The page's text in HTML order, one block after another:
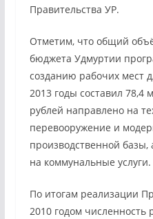
Правительства УР.
Отметим, что общий
бюджета Удмуртии
созданию рабочих мест
2013 годы составил 78,4
рублей направлено на
перевооружение и
производственной базы,
на коммунальные услуги.
По итогам реализации
2010 годом